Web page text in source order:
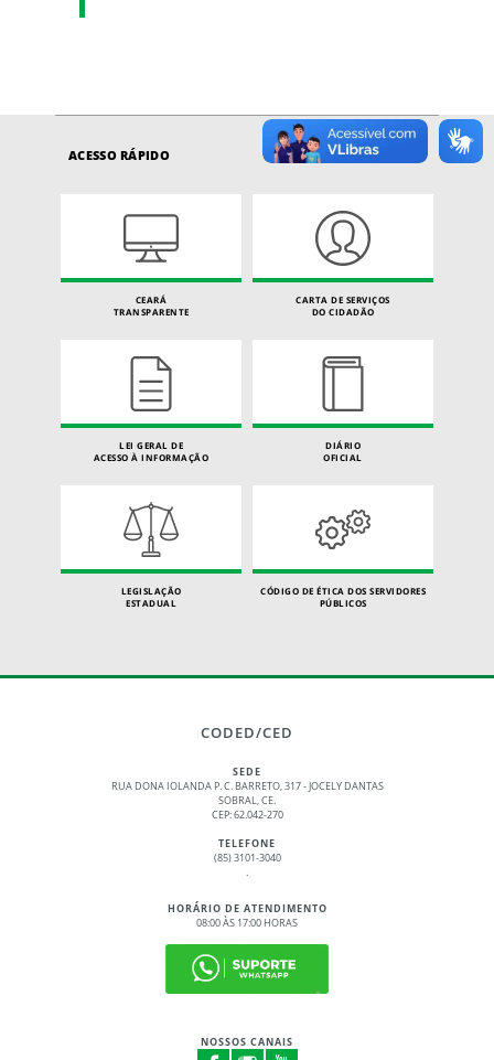
ACESSO RÁPIDO
CEARÁ
TRANSPARENTE
CARTA DE SERVIÇOS
DO CIDADÃO
LEI GERAL DE
ACESSO À INFORMAÇÃO
DIÁRIO
OFICIAL
LEGISLAÇÃO
ESTADUAL
CÓDIGO DE ÉTICA DOS SERVIDORES
PÚBLICOS
CODED/CED
SEDE
RUA DONA IOLANDA P. C. BARRETO, 317 - JOCELY DANTAS
SOBRAL, CE.
CEP: 62.042-270
TELEFONE
(85) 3101-3040
.
HORÁRIO DE ATENDIMENTO
08:00 ÀS 17:00 HORAS
NOSSOS CANAIS